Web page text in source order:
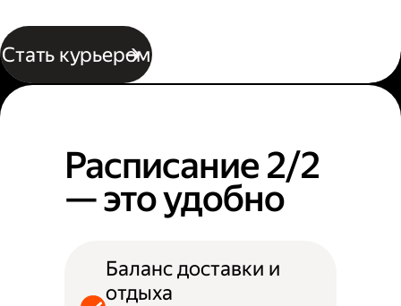
Стать курьером
Расписание 2/2
— это удобно
Баланс доставки и
отдыха